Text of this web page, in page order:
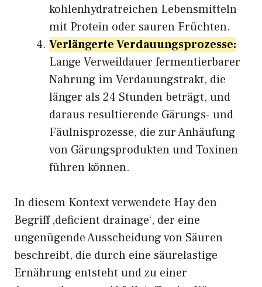
kohlenhydratreichen Lebensmitteln
mit Protein oder sauren Früchten.
Verlängerte Verdauungsprozesse:
Lange Verweildauer fermentierbarer
Nahrung im Verdauungstrakt, die
länger als 24 Stunden beträgt, und
daraus resultierende Gärungs- und
Fäulnisprozesse, die zur Anhäufung
von Gärungsprodukten und Toxinen
führen können.
In diesem Kontext verwendete Hay den
Begriff ‚deficient drainage‘, der eine
ungenügende Ausscheidung von Säuren
beschreibt, die durch eine säurelastige
Ernährung entsteht und zu einer